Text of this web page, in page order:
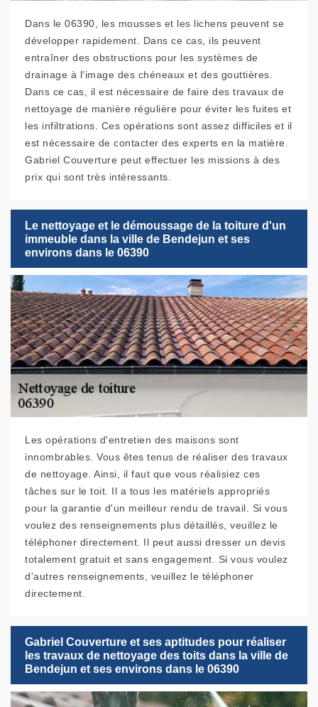
Dans le 06390, les mousses et les lichens peuvent se
développer rapidement. Dans ce cas, ils peuvent
entraîner des obstructions pour les systèmes de
drainage à l'image des chéneaux et des gouttières.
Dans ce cas, il est nécessaire de faire des travaux de
nettoyage de manière régulière pour éviter les fuites et
les infiltrations. Ces opérations sont assez difficiles et il
est nécessaire de contacter des experts en la matière.
Gabriel Couverture peut effectuer les missions à des
prix qui sont très intéressants.
Le nettoyage et le démoussage de la toiture d'un
immeuble dans la ville de Bendejun et ses
environs dans le 06390
Les opérations d'entretien des maisons sont
innombrables. Vous êtes tenus de réaliser des travaux
de nettoyage. Ainsi, il faut que vous réalisiez ces
tâches sur le toit. Il a tous les matériels appropriés
pour la garantie d'un meilleur rendu de travail. Si vous
voulez des renseignements plus détaillés, veuillez le
téléphoner directement. Il peut aussi dresser un devis
totalement gratuit et sans engagement. Si vous voulez
d'autres renseignements, veuillez le téléphoner
directement.
Gabriel Couverture et ses aptitudes pour réaliser
les travaux de nettoyage des toits dans la ville de
Bendejun et ses environs dans le 06390